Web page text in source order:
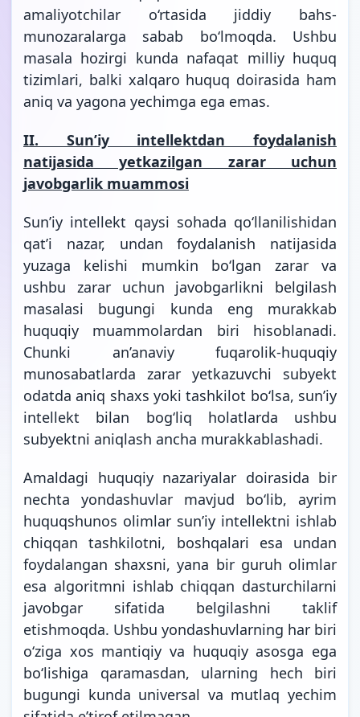
amaliyotchilar o‘rtasida jiddiy bahs-
munozaralarga sabab bo‘lmoqda. Ushbu
masala hozirgi kunda nafaqat milliy huquq
tizimlari, balki xalqaro huquq doirasida ham
aniq va yagona yechimga ega emas.
II. Sunʼiy intellektdan foydalanish
natijasida yetkazilgan zarar uchun
javobgarlik muammosi
Sunʼiy intellekt qaysi sohada qo‘llanilishidan
qat’i nazar, undan foydalanish natijasida
yuzaga kelishi mumkin bo‘lgan zarar va
ushbu zarar uchun javobgarlikni belgilash
masalasi bugungi kunda eng murakkab
huquqiy muammolardan biri hisoblanadi.
Chunki an’anaviy fuqarolik-huquqiy
munosabatlarda zarar yetkazuvchi subyekt
odatda aniq shaxs yoki tashkilot bo‘lsa, sunʼiy
intellekt bilan bog‘liq holatlarda ushbu
subyektni aniqlash ancha murakkablashadi.
Amaldagi huquqiy nazariyalar doirasida bir
nechta yondashuvlar mavjud bo‘lib, ayrim
huquqshunos olimlar sunʼiy intellektni ishlab
chiqqan tashkilotni, boshqalari esa undan
foydalangan shaxsni, yana bir guruh olimlar
esa algoritmni ishlab chiqqan dasturchilarni
javobgar sifatida belgilashni taklif
etishmoqda. Ushbu yondashuvlarning har biri
o‘ziga xos mantiqiy va huquqiy asosga ega
boʻlishiga qaramasdan, ularning hech biri
bugungi kunda universal va mutlaq yechim